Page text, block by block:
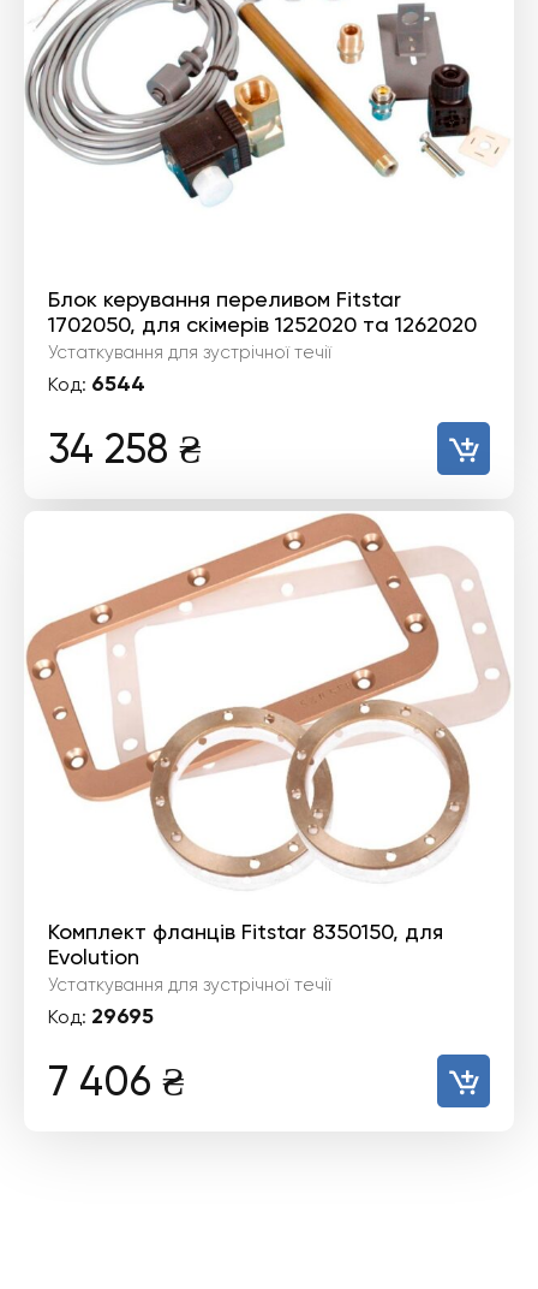
Блок керування переливом Fitstar
1702050, для скімерів 1252020 та 1262020
Устаткування для зустрічної течії
Код: 6544
34 258 ₴
Комплект фланців Fitstar 8350150, для
Evolution
Устаткування для зустрічної течії
Код: 29695
7 406 ₴